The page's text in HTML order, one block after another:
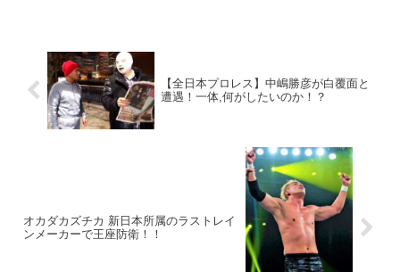
【全日本プロレス】中嶋勝彦が白覆面と
遭遇！一体,何がしたいのか！？
オカダカズチカ 新日本所属のラストレイ
ンメーカーで王座防衛！！